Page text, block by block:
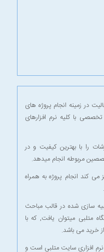
در زمینه انجام پروژه های
با کلیه نرم افزارهای
را با بهترین کیفیت و در
مربوطه انجام میدهد.
می کند انجام پروژه به همراه
سازی شده در قالب مباحث
متلبی میتوان یافت, که با
خرید می باشد.
افزاری سایت متلبی است و